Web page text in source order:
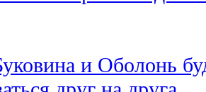
и Оболонь